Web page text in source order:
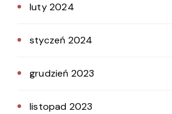
luty 2024
styczeń 2024
grudzień 2023
listopad 2023